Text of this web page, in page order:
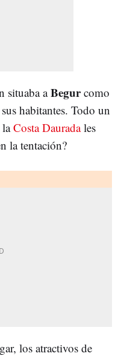
situaba aBegurcomo
habitantes. Todo un
laCosta Dauradales
la tentación?
los atractivos de